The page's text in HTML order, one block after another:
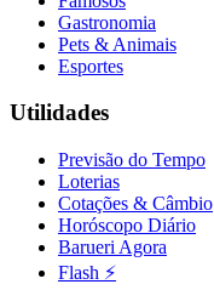
Fluminense
Gastronomia
Pets & Animais
Esportes
Utilidades
Previsão do Tempo
Loterias
Cotações & Câmbio
Horóscopo Diário
Barueri Agora
Flash ⚡